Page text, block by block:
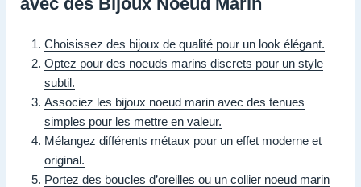
Choisissez des bijoux de qualité pour un look élégant.
Optez pour des noeuds marins discrets pour un style
subtil.
Associez les bijoux noeud marin avec des tenues
simples pour les mettre en valeur.
Mélangez différents métaux pour un effet moderne et
original.
Portez des boucles d’oreilles ou un collier noeud marin